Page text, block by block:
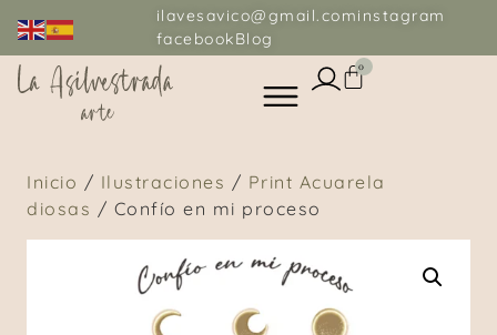
ilavesavico@gmail.cominstagram
facebookBlog
0
Inicio / Ilustraciones / Print Acuarela
diosas / Confío en mi proceso